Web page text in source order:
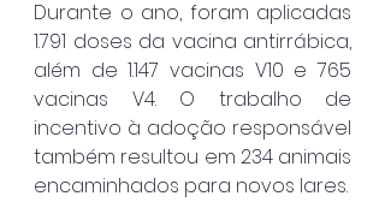
Durante o ano, foram aplicadas
1.791 doses da vacina antirrábica,
além de 1.147 vacinas V10 e 765
vacinas V4. O trabalho de
incentivo à adoção responsável
também resultou em 234 animais
encaminhados para novos lares.